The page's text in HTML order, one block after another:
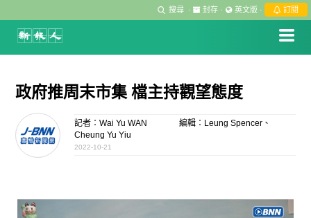
搜尋 · 封存 · 英文版 · 訂閱
政府推周末市集 檔主持觀望態度
記者：Wai Yu WAN
編輯：Leung Spencer、
Cheung Yu Yiu
2022-10-21